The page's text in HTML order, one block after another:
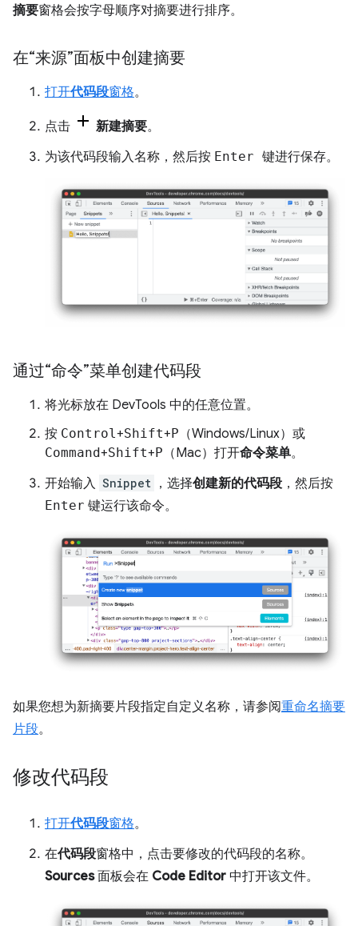
摘要窗格会按字母顺序对摘要进行排序。
在“来源”面板中创建摘要
打开代码段窗格。
点击 新建摘要。
为该代码段输入名称，然后按 Enter 键进行保存。
通过“命令”菜单创建代码段
将光标放在 DevTools 中的任意位置。
按 Control+Shift+P （Windows/Linux）或
Command+Shift+P （Mac）打开命令菜单。
开始输入 Snippet ，选择创建新的代码段 ，然后按
Enter 键运行该命令。
如果您想为新摘要片段指定自定义名称，请参阅重命名摘要
片段。
修改代码段
打开代码段窗格。
在代码段窗格中，点击要修改的代码段的名称。
Sources面板会在 Code Editor 中打开该文件。